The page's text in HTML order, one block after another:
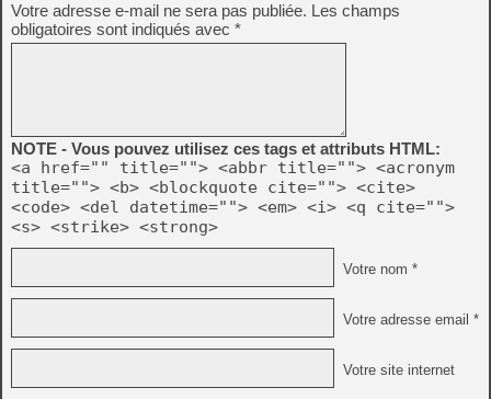
Votre adresse e-mail ne sera pas publiée. Les champs
obligatoires sont indiqués avec *
NOTE - Vous pouvez utilisez ces tags et attributs HTML:
<a href="" title=""> <abbr title=""> <acronym
title=""> <b> <blockquote cite=""> <cite>
<code> <del datetime=""> <em> <i> <q cite="">
<s> <strike> <strong>
Votre nom *
Votre adresse email *
Votre site internet